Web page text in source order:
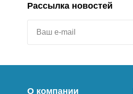
Рассылка новостей
О компании